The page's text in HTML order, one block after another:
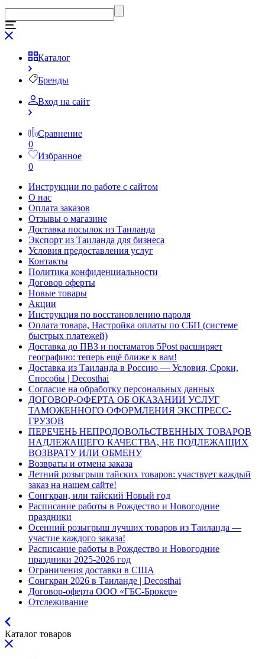
Каталог
Бренды
Вход на сайт
Сравнение
0
Избранное
0
Инструкции по работе с сайтом
О нас
Оплата заказов
Отзывы о магазине
Доставка посылок из Таиланда
Экспорт из Таиланда для бизнеса
Условия предоставления услуг
Контакты
Политика конфиденциальности
Договор оферты
Новые товары
Акции
Инструкция по восстановлению пароля
Оплата товара, Настройка оплаты по СБП (системе
быстрых платежей)
Доставка до ПВЗ и постаматов 5Post расширяет
географию: теперь ещё ближе к вам!
Доставка из Таиланда в Россию — Условия, Сроки,
Способы | Decosthai
Согласие на обработку персональных данных
ДОГОВОР-ОФЕРТА ОБ ОКАЗАНИИ УСЛУГ
ТАМОЖЕННОГО ОФОРМЛЕНИЯ ЭКСПРЕСС-
ГРУЗОВ
ПЕРЕЧЕНЬ НЕПРОДОВОЛЬСТВЕННЫХ ТОВАРОВ
НАДЛЕЖАЩЕГО КАЧЕСТВА, НЕ ПОДЛЕЖАЩИХ
ВОЗВРАТУ ИЛИ ОБМЕНУ
Возвраты и отмена заказа
Летний розыгрыш тайских товаров: участвует каждый
заказ на нашем сайте!
Сонгкран, или тайский Новый год
Расписание работы в Рождество и Новогодние
праздники
Осенний розыгрыш лучших товаров из Таиланда —
участие каждого заказа!
Расписание работы в Рождество и Новогодние
праздники 2025-2026 год
Ограничения доставки в США
Сонгкран 2026 в Таиланде | Decosthai
Договор-оферта ООО «ГБС-Брокер»
Отслеживание
Каталог товаров